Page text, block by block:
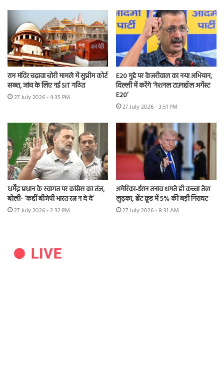
राम मंदिर चढ़ावा चोरी मामले में सुप्रीम कोर्ट
सख्त, जांच के लिए नई SIT गठित
27 July 2026 - 4:35 PM
E20 मुद्दे पर केजरीवाल का नया अभियान,
दिल्ली में करेंगे ‘नेशनल टाउनहॉल अगेंस्ट
E20’
27 July 2026 - 3:51 PM
धर्मेंद्र प्रधान के स्वागत पर कांग्रेस का तंज,
बोली- ‘कहीं बीजेपी भारत रत्न न दे दे’
27 July 2026 - 2:32 PM
अमेरिका-ईरान तनाव थमते ही कच्चा तेल
लुढ़का, ब्रेंट क्रूड में 5% की बड़ी गिरावट
27 July 2026 - 8:31 AM